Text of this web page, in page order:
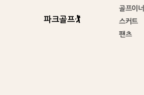
파크골프🏌️
골프이너
스커트
팬츠